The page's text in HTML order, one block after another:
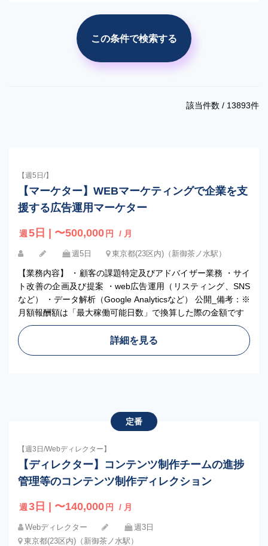
市場調査・分析 競合調査・分析
この条件で検索する
該当件数 / 13893件
【週5日/】
【マーケター】WEBマーケティングで企業を支
援する広告運用マーケター
週 5日 | 〜500,000 円 / 月
週5日 東京都(23区内)（新御茶ノ水駅）
【業務内容】 ・顧客の課題特定及びアドバイザー業務 ・サイ
ト改善の企画及び提案 ・web広告運用（リスティング、SNS
など） ・データ解析（Google Analyticsなど） 公開_備考：※
月額報酬額は「最大稼働可能日数」で換算した際の金額です
詳細を見る
定番
【週3日/Webディレクター】
【ディレクター】コンテンツ制作チームの進捗
管理等のコンテンツ制作ディレクション
週 3日 | 〜140,000 円 / 月
Webディレクター
週3日
東京都(23区内)（新御茶ノ水駅）